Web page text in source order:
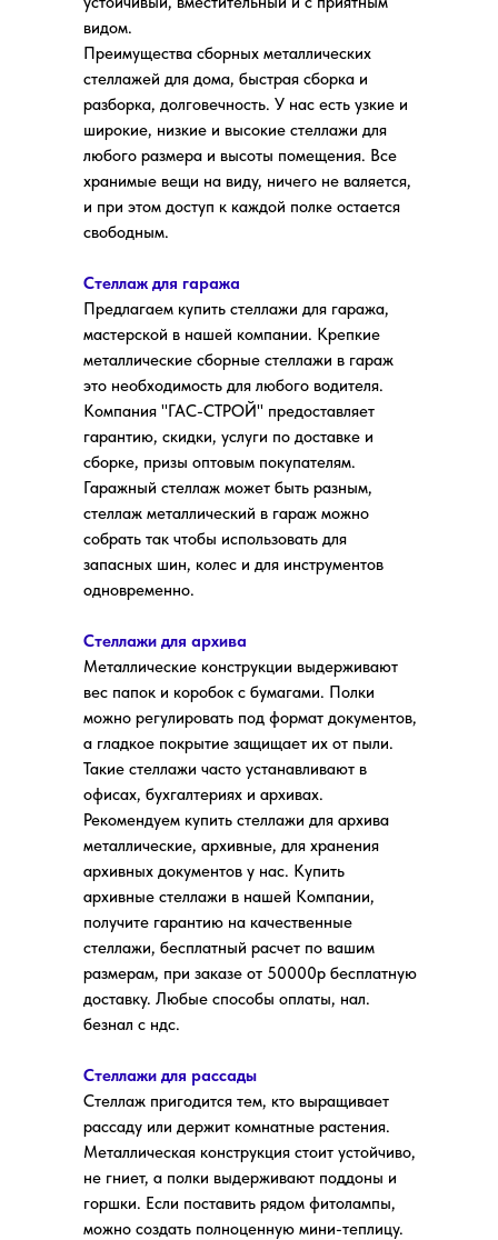
видом.
Преимущества сборных металлических
стеллажей для дома, быстрая сборка и
разборка, долговечность. У нас есть узкие и
широкие, низкие и высокие стеллажи для
любого размера и высоты помещения. Все
хранимые вещи на виду, ничего не валяется,
и при этом доступ к каждой полке остается
свободным.
Стеллаж для гаража
Предлагаем купить стеллажи для гаража,
мастерской в нашей компании. Крепкие
металлические сборные стеллажи в гараж
это необходимость для любого водителя.
Компания "ГАС-СТРОЙ" предоставляет
гарантию, скидки, услуги по доставке и
сборке, призы оптовым покупателям.
Гаражный стеллаж может быть разным,
стеллаж металлический в гараж можно
собрать так чтобы использовать для
запасных шин, колес и для инструментов
одновременно.
Стеллажи для архива
Металлические конструкции выдерживают
вес папок и коробок с бумагами. Полки
можно регулировать под формат документов,
а гладкое покрытие защищает их от пыли.
Такие стеллажи часто устанавливают в
офисах, бухгалтериях и архивах.
Рекомендуем купить стеллажи для архива
металлические, архивные, для хранения
архивных документов у нас. Купить
архивные стеллажи в нашей Компании,
получите гарантию на качественные
стеллажи, бесплатный расчет по вашим
размерам, при заказе от 50000р бесплатную
доставку. Любые способы оплаты, нал.
безнал с ндс.
Стеллажи для рассады
Стеллаж пригодится тем, кто выращивает
рассаду или держит комнатные растения.
Металлическая конструкция стоит устойчиво,
не гниет, а полки выдерживают поддоны и
горшки. Если поставить рядом фитолампы,
можно создать полноценную мини-теплицу.